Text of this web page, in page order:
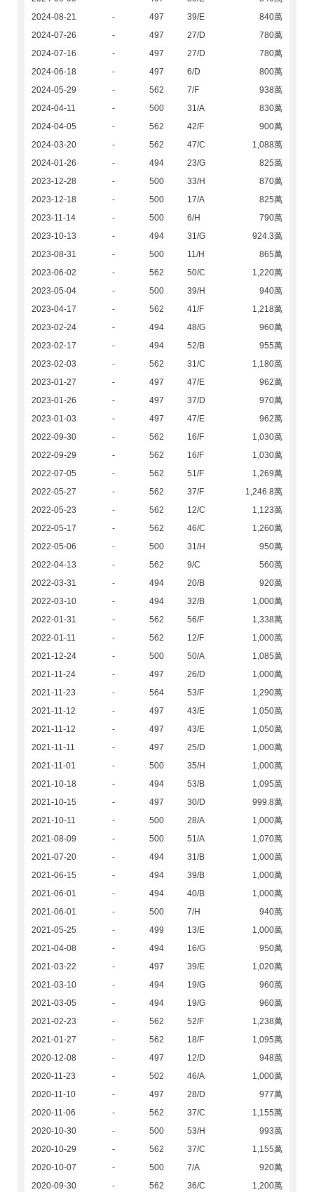
2024-08-21
- 497 39/E
840萬
2024-07-26
- 497 27/D
780萬
2024-07-16
- 497 27/D
780萬
2024-06-18
- 497 6/D
800萬
2024-05-29
- 562 7/F
938萬
2024-04-11
- 500 31/A
830萬
2024-04-05
- 562 42/F
900萬
2024-03-20
- 562 47/C
1,088萬
2024-01-26
- 494 23/G
825萬
2023-12-28
- 500 33/H
870萬
2023-12-18
- 500 17/A
825萬
2023-11-14
- 500 6/H
790萬
2023-10-13
- 494 31/G
924.3萬
2023-08-31
- 500 11/H
865萬
2023-06-02
- 562 50/C
1,220萬
2023-05-04
- 500 39/H
940萬
2023-04-17
- 562 41/F
1,218萬
2023-02-24
- 494 48/G
960萬
2023-02-17
- 494 52/B
955萬
2023-02-03
- 562 31/C
1,180萬
2023-01-27
- 497 47/E
962萬
2023-01-26
- 497 37/D
970萬
2023-01-03
- 497 47/E
962萬
2022-09-30
- 562 16/F
1,030萬
2022-09-29
- 562 16/F
1,030萬
2022-07-05
- 562 51/F
1,269萬
2022-05-27
- 562 37/F
1,246.8萬
2022-05-23
- 562 12/C
1,123萬
2022-05-17
- 562 46/C
1,260萬
2022-05-06
- 500 31/H
950萬
2022-04-13
- 562 9/C
560萬
2022-03-31
- 494 20/B
920萬
2022-03-10
- 494 32/B
1,000萬
2022-01-31
- 562 56/F
1,338萬
2022-01-11
- 562 12/F
1,000萬
2021-12-24
- 500 50/A
1,085萬
2021-11-24
- 497 26/D
1,000萬
2021-11-23
- 564 53/F
1,290萬
2021-11-12
- 497 43/E
1,050萬
2021-11-12
- 497 43/E
1,050萬
2021-11-11
- 497 25/D
1,000萬
2021-11-01
- 500 35/H
1,000萬
2021-10-18
- 494 53/B
1,095萬
2021-10-15
- 497 30/D
999.8萬
2021-10-11
- 500 28/A
1,000萬
2021-08-09
- 500 51/A
1,070萬
2021-07-20
- 494 31/B
1,000萬
2021-06-15
- 494 39/B
1,000萬
2021-06-01
- 494 40/B
1,000萬
2021-06-01
- 500 7/H
940萬
2021-05-25
- 499 13/E
1,000萬
2021-04-08
- 494 16/G
950萬
2021-03-22
- 497 39/E
1,020萬
2021-03-10
- 494 19/G
960萬
2021-03-05
- 494 19/G
960萬
2021-02-23
- 562 52/F
1,238萬
2021-01-27
- 562 18/F
1,095萬
2020-12-08
- 497 12/D
948萬
2020-11-23
- 502 46/A
1,000萬
2020-11-10
- 497 28/D
977萬
2020-11-06
- 562 37/C
1,155萬
2020-10-30
- 500 53/H
993萬
2020-10-29
- 562 37/C
1,155萬
2020-10-07
- 500 7/A
920萬
2020-09-30
- 562 36/C
1,200萬